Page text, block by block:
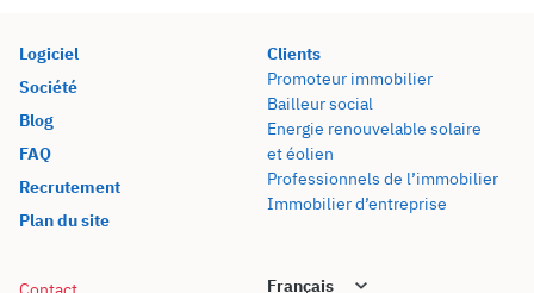
Logiciel
Société
Blog
FAQ
Recrutement
Plan du site
Clients
Promoteur immobilier
Bailleur social
Energie renouvelable solaire
et éolien
Professionnels de l’immobilier
Immobilier d’entreprise